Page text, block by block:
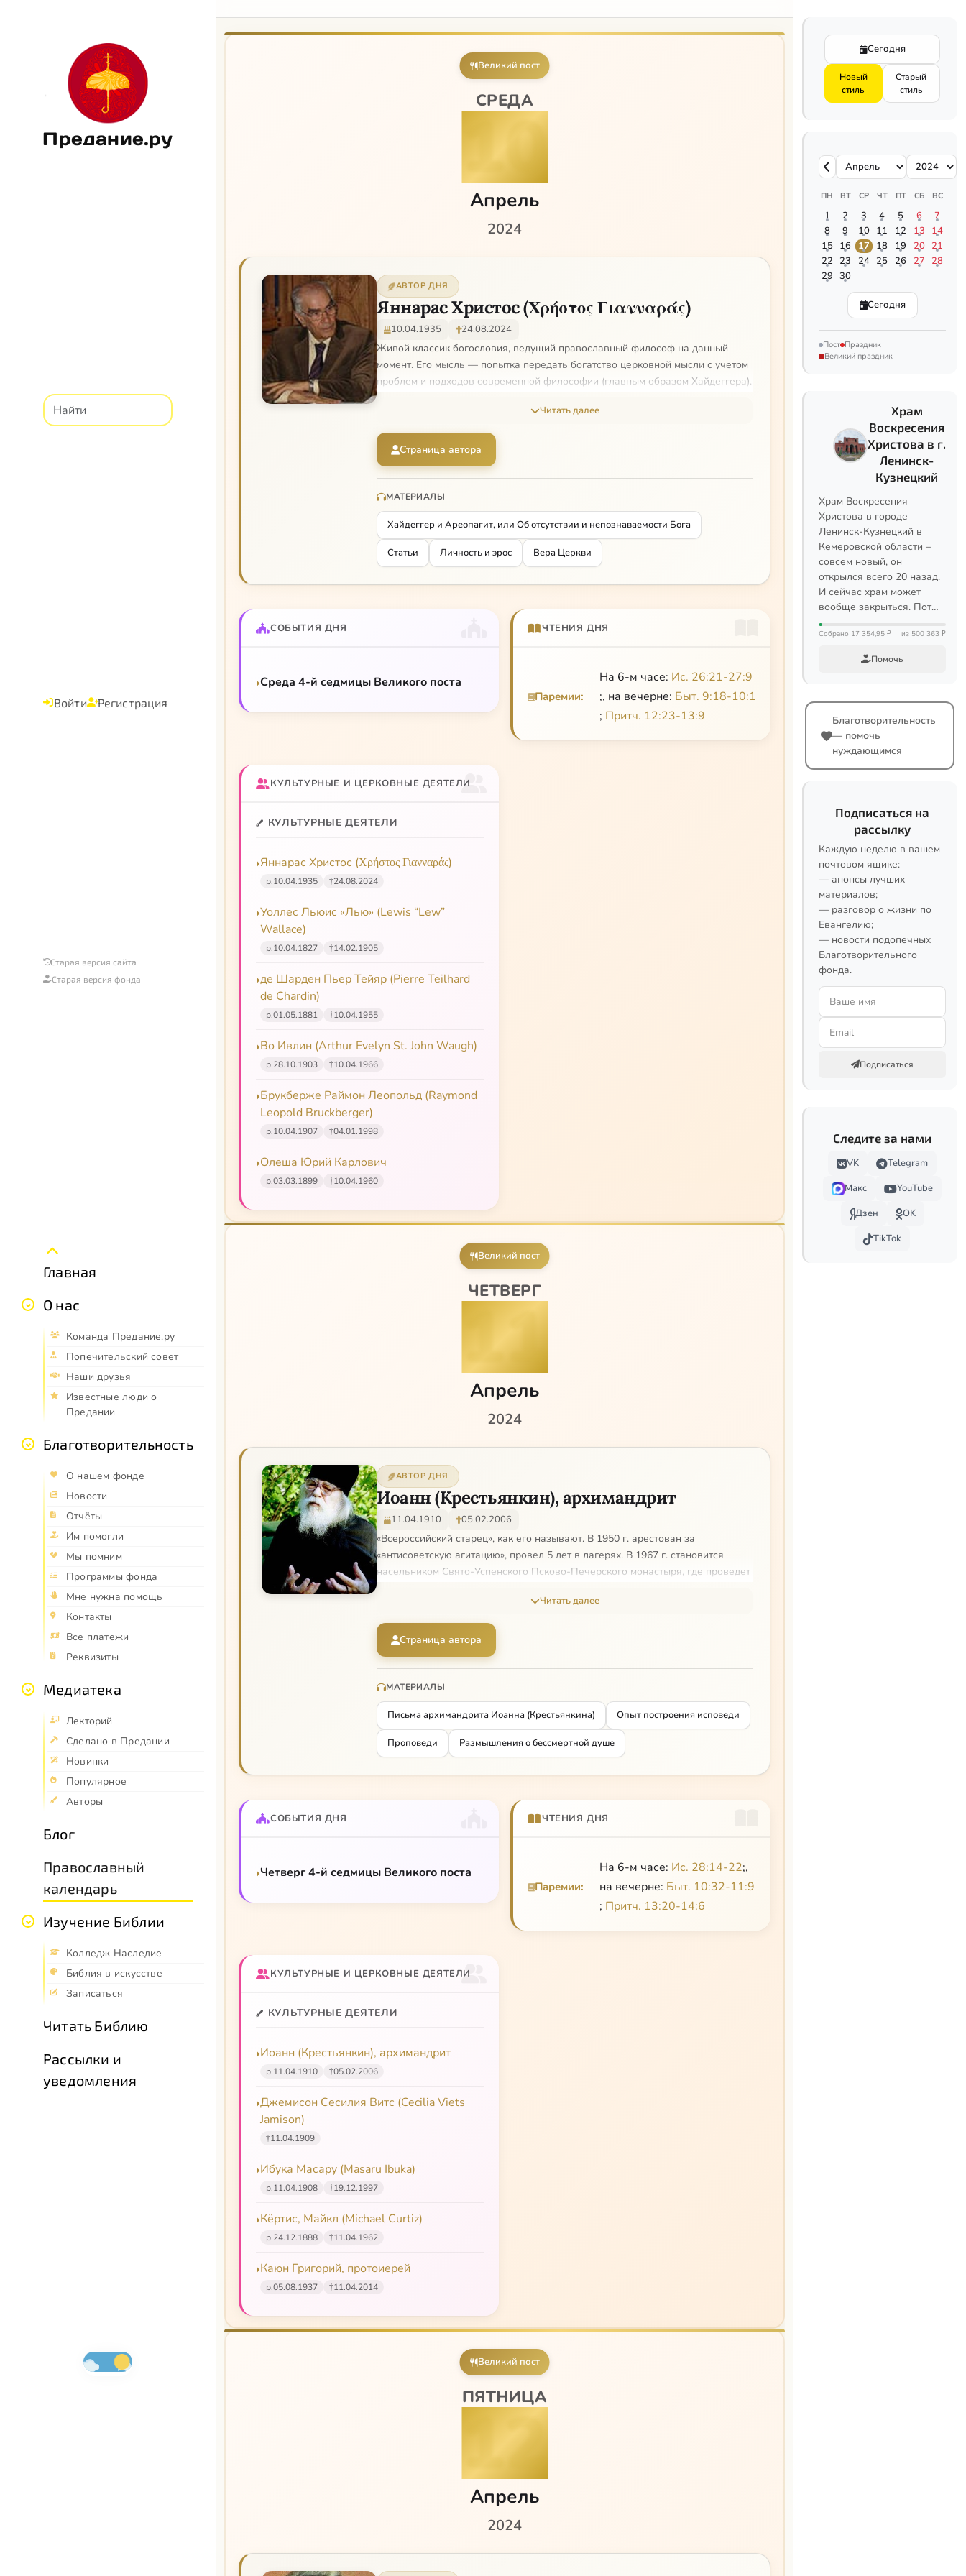
Предание.ру
Войти Регистрация
Старая версия сайта
Старая версия фонда
Главная
О нас
Команда Предание.ру
Попечительский совет
Наши друзья
Известные люди о
Предании
Благотворительность
О нашем фонде
Новости
Отчёты
Им помогли
Мы помним
Программы фонда
Мне нужна помощь
Контакты
Все платежи
Реквизиты
Медиатека
Лекторий
Сделано в Предании
Новинки
Популярное
Авторы
Блог
Православный
календарь
Изучение Библии
Колледж Наследие
Библия в искусстве
Записаться
Читать Библию
Рассылки и
уведомления
Великий пост
СРЕДА
10
Апрель
2024
АВТОР ДНЯ
Яннарас Христос (Χρήστος Γιανναράς)
10.04.1935 24.08.2024
Живой классик богословия, ведущий православный философ на данный
момент. Его мысль — попытка передать богатство церковной мысли с учетом
проблем и подходов современной философии (главным образом Хайдеггера).
Аудиокнига Яннараса «Вера Церкви»Читать далее
Страница автора
МАТЕРИАЛЫ
Хайдеггер и Ареопагит, или Об отсутствии и непознаваемости Бога
Статьи Личность и эрос Вера Церкви
СОБЫТИЯ ДНЯ
Среда 4-й седмицы Великого поста
ЧТЕНИЯ ДНЯ
Паремии:
На 6-м часе: Ис. 26:21-27:9
;, на вечерне: Быт. 9:18-10:1
; Притч. 12:23-13:9
КУЛЬТУРНЫЕ И ЦЕРКОВНЫЕ ДЕЯТЕЛИ
КУЛЬТУРНЫЕ ДЕЯТЕЛИ
Яннарас Христос (Χρήστος Γιανναράς)
р.10.04.1935 †24.08.2024
Уоллес Льюис «Лью» (Lewis “Lew”
Wallace)
р.10.04.1827 †14.02.1905
де Шарден Пьер Тейяр (Pierre Teilhard
de Chardin)
р.01.05.1881 †10.04.1955
Во Ивлин (Arthur Evelyn St. John Waugh)
р.28.10.1903 †10.04.1966
Брукберже Раймон Леопольд (Raymond
Leopold Bruckberger)
р.10.04.1907 †04.01.1998
Олеша Юрий Карлович
р.03.03.1899 †10.04.1960
Великий пост
ЧЕТВЕРГ
11
Апрель
2024
АВТОР ДНЯ
Иоанн (Крестьянкин), архимандрит
11.04.1910 05.02.2006
«Всероссийский старец», как его называют. В 1950 г. арестован за
«антисоветскую агитацию», провел 5 лет в лагерях. В 1967 г. становится
насельником Свято-Успенского Псково-Печерского монастыря, где проведет
Проповеди о. Иоанна в видеоформате
Читать далее
Страница автора
МАТЕРИАЛЫ
Письма архимандрита Иоанна (Крестьянкина) Опыт построения исповеди
Проповеди Размышления о бессмертной душе
СОБЫТИЯ ДНЯ
Четверг 4-й седмицы Великого поста
ЧТЕНИЯ ДНЯ
Паремии:
На 6-м часе: Ис. 28:14-22;,
на вечерне: Быт. 10:32-11:9
; Притч. 13:20-14:6
КУЛЬТУРНЫЕ И ЦЕРКОВНЫЕ ДЕЯТЕЛИ
КУЛЬТУРНЫЕ ДЕЯТЕЛИ
Иоанн (Крестьянкин), архимандрит
р.11.04.1910 †05.02.2006
Джемисон Сесилия Витс (Cecilia Viets
Jamison)
†11.04.1909
Ибука Масару (Masaru Ibuka)
р.11.04.1908 †19.12.1997
Кёртис, Майкл (Michael Curtiz)
р.24.12.1888 †11.04.1962
Каюн Григорий, протоиерей
р.05.08.1937 †11.04.2014
Великий пост
ПЯТНИЦА
12
Апрель
2024
Сегодня
Новый
стиль
Старый
стиль
ПН ВТ СР ЧТ ПТ СБ ВС
1 2 3 4 5 6
7
8
9 10 11 12 13
14
15 16 17 18 19 20 21
22
23 24 25 26 27
28
29 30
Сегодня
Пост Праздник
Великий праздник
Храм
Воскресения
Христова в г.
Ленинск-
Кузнецкий
Храм Воскресения
Христова в городе
Ленинск-Кузнецкий в
Кемеровской области –
совсем новый, он
открылся всего 20 назад.
И сейчас храм может
вообще закрыться. Пот…
Собрано 17 354,95 ₽ из 500 363 ₽
Помочь
Благотворительность
— помочь
нуждающимся
Подписаться на
рассылку
Каждую неделю в вашем
почтовом ящике:
— анонсы лучших
материалов;
— разговор о жизни по
Евангелию;
— новости подопечных
Благотворительного
фонда.
Подписаться
Следите за нами
VK
Telegram
Макс
YouTube
Дзен
OK
TikTok